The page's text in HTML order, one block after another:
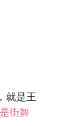
就是王
街舞